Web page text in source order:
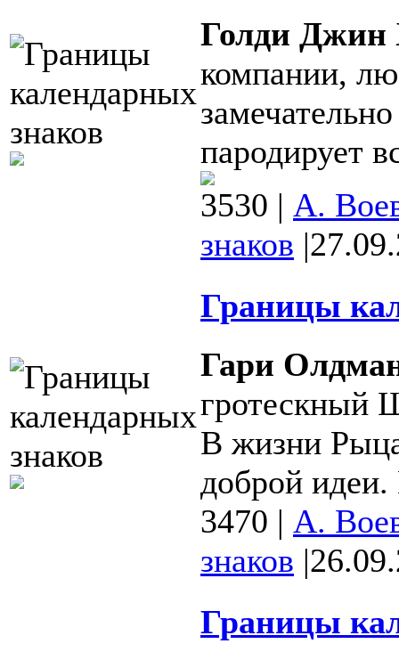
Голди Джин
компании,
пародирует
3530 | А.
знаков |
Границы
Гари
гротескный
В жизни
доброй
3470 | А.
знаков |
Границы